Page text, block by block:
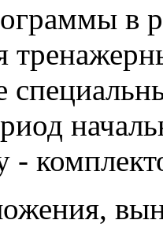
в
-